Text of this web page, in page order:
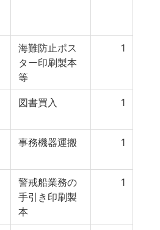
海難防止ポス
ター印刷製本
等
1
図書買入 1
事務機器運搬 1
警戒船業務の
手引き印刷製
本
1